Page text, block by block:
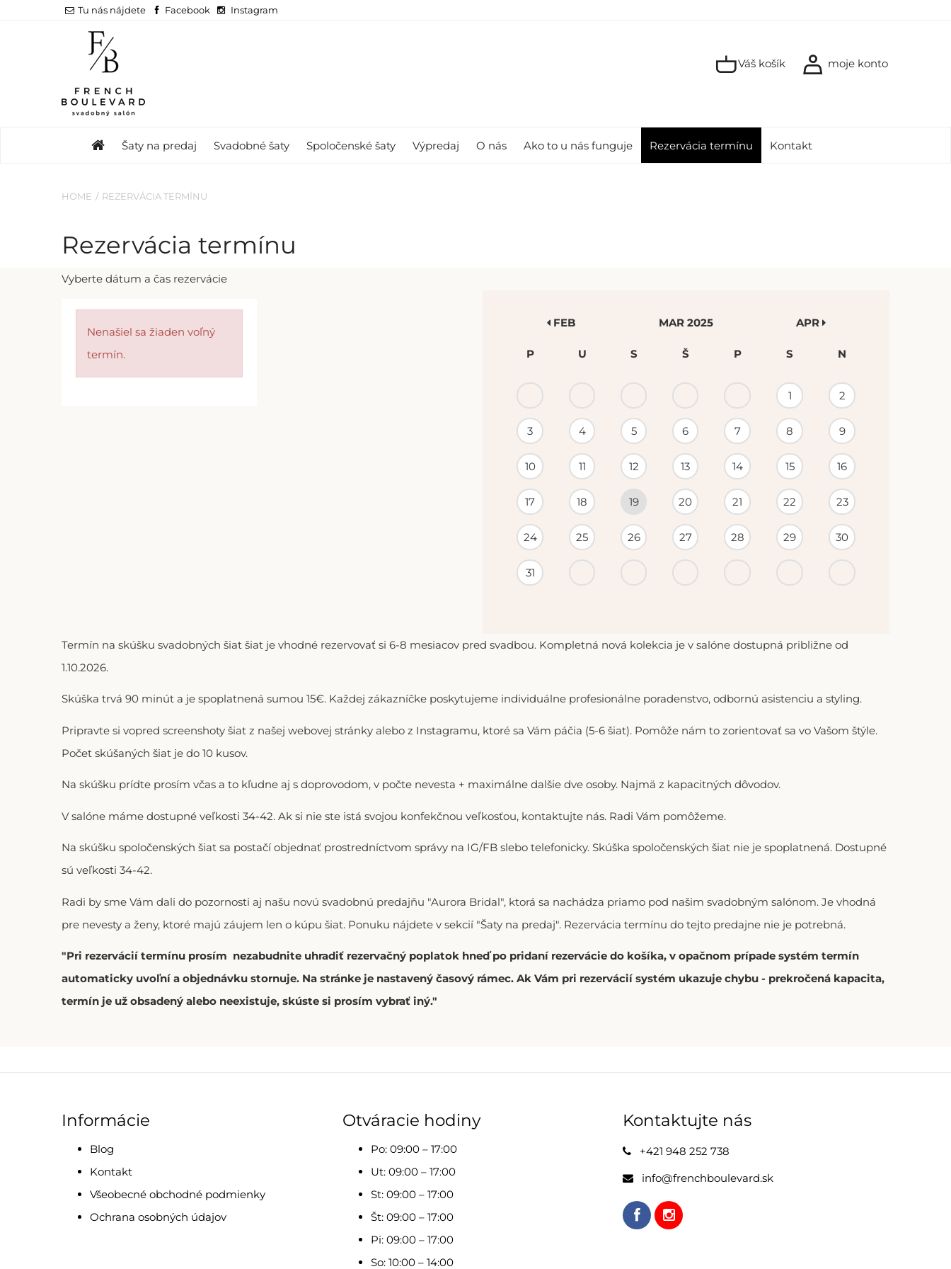
Tu nás nájdete Facebook Instagram
Váš košík moje konto
Šaty na predaj Svadobné šaty Spoločenské šaty Výpredaj O nás Ako to u nás funguje Rezervácia termínu Kontakt
HOME REZERVÁCIA TERMÍNU
Rezervácia termínu
Vyberte dátum a čas rezervácie
Nenašiel sa žiaden voľný
termín.
KALENDÁR
PODUJATÍ
FEB MAR 2025 APR
P U S Š P S N
1 2
3 4 5 6 7 8 9
10 11 12 13 14 15 16
17 18 19 20 21 22 23
24 25 26 27 28 29 30
31
Termín na skúšku svadobných šiat šiat je vhodné rezervovať si 6-8 mesiacov pred svadbou. Kompletná nová kolekcia je v salóne dostupná približne od
1.10.2026.
Skúška trvá 90 minút a je spoplatnená sumou 15€. Každej zákazníčke poskytujeme individuálne profesionálne poradenstvo, odbornú asistenciu a styling.
Pripravte si vopred screenshoty šiat z našej webovej stránky alebo z Instagramu, ktoré sa Vám páčia (5-6 šiat). Pomôže nám to zorientovať sa vo Vašom štýle.
Počet skúšaných šiat je do 10 kusov.
Na skúšku prídte prosím včas a to kľudne aj s doprovodom, v počte nevesta + maximálne dalšie dve osoby. Najmä z kapacitných dôvodov.
V salóne máme dostupné veľkosti 34-42. Ak si nie ste istá svojou konfekčnou veľkosťou, kontaktujte nás. Radi Vám pomôžeme.
Na skúšku spoločenských šiat sa postačí objednať prostredníctvom správy na IG/FB slebo telefonicky. Skúška spoločenských šiat nie je spoplatnená. Dostupné
sú veľkosti 34-42.
Radi by sme Vám dali do pozornosti aj našu novú svadobnú predajňu "Aurora Bridal", ktorá sa nachádza priamo pod našim svadobným salónom. Je vhodná
pre nevesty a ženy, ktoré majú záujem len o kúpu šiat. Ponuku nájdete v sekcií "Šaty na predaj". Rezervácia termínu do tejto predajne nie je potrebná.
"Pri rezervácií termínu prosím nezabudnite uhradiť rezervačný poplatok hneď po pridaní rezervácie do košíka, v opačnom prípade systém termín
automaticky uvoľní a objednávku stornuje. Na stránke je nastavený časový rámec. Ak Vám pri rezervácií systém ukazuje chybu - prekročená kapacita,
termín je už obsadený alebo neexistuje, skúste si prosím vybrať iný."
Informácie
Blog
Kontakt
Všeobecné obchodné podmienky
Ochrana osobných údajov
Otváracie hodiny
Po: 09:00 – 17:00
Ut: 09:00 – 17:00
St: 09:00 – 17:00
Št: 09:00 – 17:00
Pi: 09:00 – 17:00
So: 10:00 – 14:00
Kontaktujte nás
+421 948 252 738
info@frenchboulevard.sk